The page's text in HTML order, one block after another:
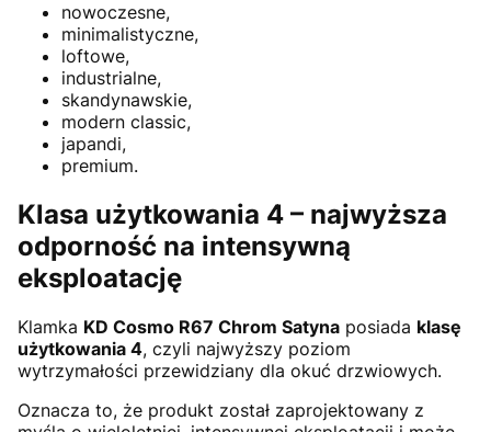
nowoczesne,
minimalistyczne,
loftowe,
industrialne,
skandynawskie,
modern classic,
japandi,
premium.
Klasa użytkowania 4 – najwyższa
odporność na intensywną
eksploatację
Klamka KD Cosmo R67 Chrom Satyna posiada klasę
użytkowania 4, czyli najwyższy poziom
wytrzymałości przewidziany dla okuć drzwiowych.
Oznacza to, że produkt został zaprojektowany z